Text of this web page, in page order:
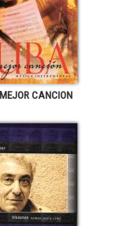
CANCION